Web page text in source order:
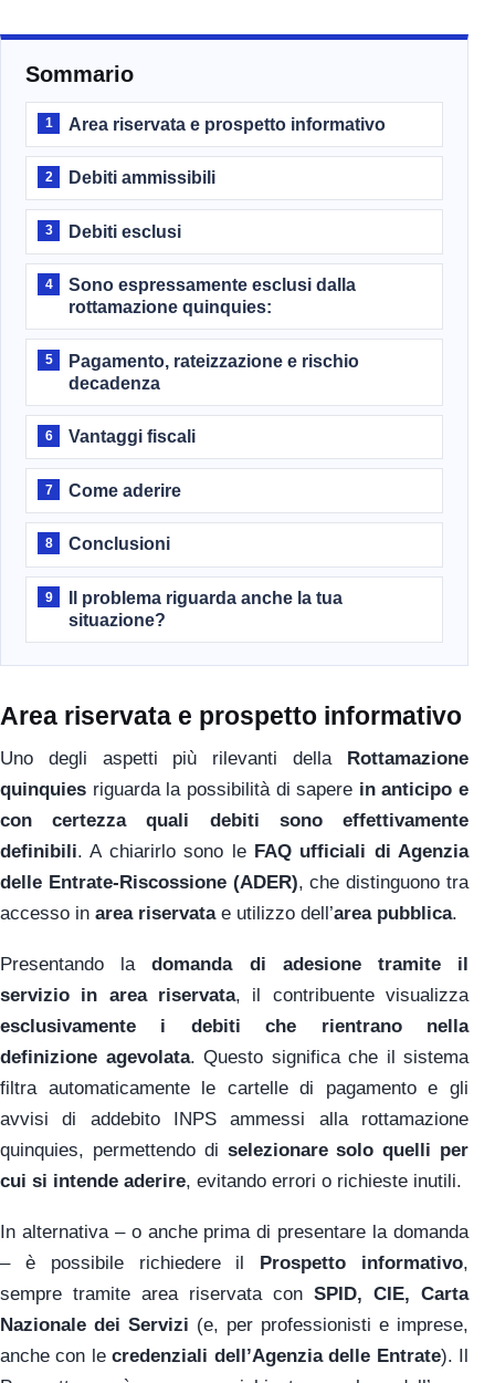
Sommario
1 Area riservata e prospetto informativo
2 Debiti ammissibili
3 Debiti esclusi
4
Sono espressamente esclusi dalla
rottamazione quinquies:
5
Pagamento, rateizzazione e rischio
decadenza
6 Vantaggi fiscali
7 Come aderire
8 Conclusioni
9
Il problema riguarda anche la tua
situazione?
Area riservata e prospetto informativo
Uno degli aspetti più rilevanti della Rottamazione
quinquies riguarda la possibilità di sapere in anticipo e
con certezza quali debiti sono effettivamente
definibili. A chiarirlo sono le FAQ ufficiali di Agenzia
delle Entrate-Riscossione (ADER), che distinguono tra
accesso in area riservatae utilizzo dell’area pubblica.
Presentando ladomanda di adesione tramite il
servizio in area riservata, il contribuente visualizza
esclusivamente i debiti che rientrano nella
definizione agevolata. Questo significa che il sistema
filtra automaticamente le cartelle di pagamento e gli
avvisi di addebito INPS ammessi alla rottamazione
quinquies, permettendo di selezionare solo quelli per
cui si intende aderire, evitando errori o richieste inutili.
In alternativa – o anche prima di presentare la domanda
– è possibile richiedere il Prospetto informativo,
sempre tramite area riservata con SPID, CIE, Carta
Nazionale dei Servizi (e, per professionisti e imprese,
anche con lecredenziali dell’Agenzia delle Entrate). Il